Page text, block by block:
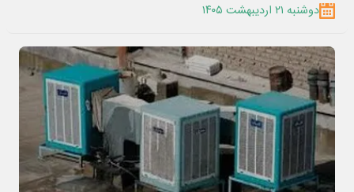
دوشنبه ۲۱ اردیبهشت ۱۴۰۵